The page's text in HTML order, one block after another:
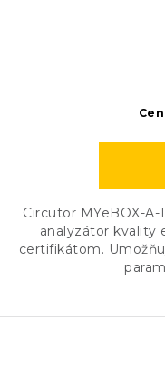
Circutor MYeBOX-
analyzátor kvality
certifikátom.